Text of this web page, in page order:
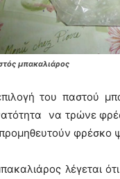
μπακαλιάρος
του παστού
να τρώνε
φρέσκο
λέγεται